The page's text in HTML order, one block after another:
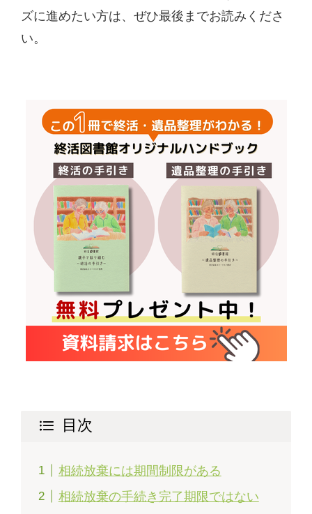
ズに進めたい方は、ぜひ最後までお読みくださ
い。
目次
相続放棄には期間制限がある
相続放棄の手続き完了期限ではない